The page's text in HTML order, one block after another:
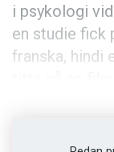
i psykologi
en studie fick
franska, hindi
De som